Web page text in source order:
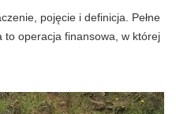
pojęcie i definicja. Pełne
to operacja finansowa, w której